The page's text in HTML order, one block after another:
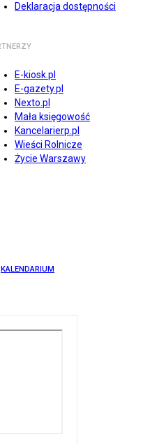
Deklaracja dostępności
E-kiosk.pl
E-gazety.pl
Nexto.pl
Mała księgowość
Kancelarierp.pl
Wieści Rolnicze
Życie Warszawy
KALENDARIUM